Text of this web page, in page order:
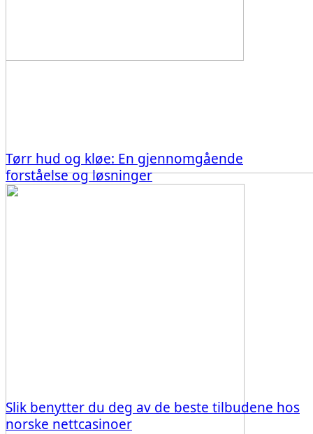
Tørr hud og kløe: En gjennomgående
forståelse og løsninger
Slik benytter du deg av de beste tilbudene hos
norske nettcasinoer